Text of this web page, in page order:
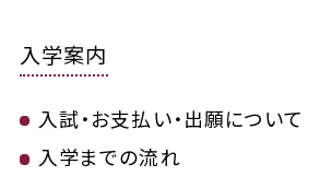
入学案内
入試・お支払い・出願について
入学までの流れ